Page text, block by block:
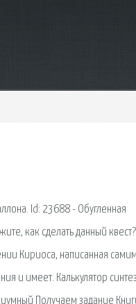
Id: 23688 - Обугленная
как сделать данный квест?
Кириоса, написанная самим
и имеет. Калькулятор
Получаем задание